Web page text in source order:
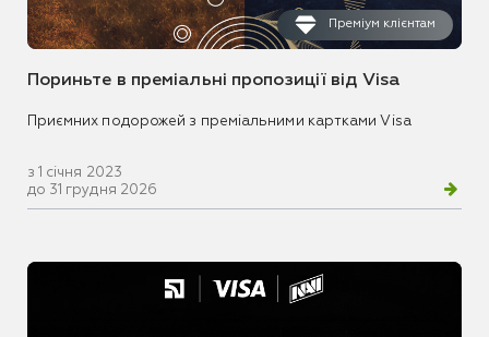
Преміум клієнтам
Пориньте в преміальні пропозиції від Visa
Приємних подорожей з преміальними картками Visa
з 1 січня 2023
до 31 грудня 2026